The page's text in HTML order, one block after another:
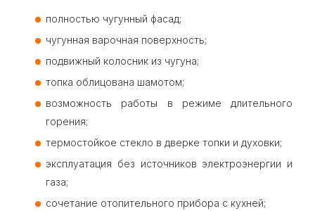
полностью чугунный фасад;
чугунная варочная поверхность;
подвижный колосник из чугуна;
топка облицована шамотом;
возможность работы в режиме длительного
горения;
термостойкое стекло в дверке топки и духовки;
эксплуатация без источников электроэнергии и
газа;
сочетание отопительного прибора с кухней;